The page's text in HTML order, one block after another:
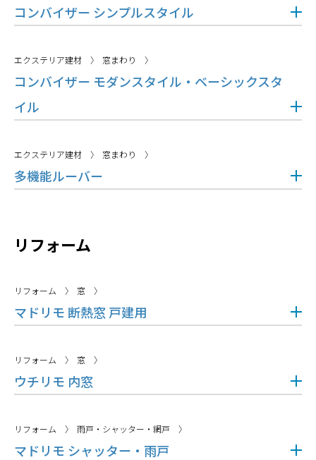
コンバイザー シンプルスタイル
コンバイザー モダンスタイル・ベーシックスタ
イル
エクステリア建材 窓まわり
多機能ルーバー
エクステリア建材 窓まわり
リフォーム
マドリモ 断熱窓 戸建用
リフォーム 窓
ウチリモ 内窓
リフォーム 窓
マドリモ シャッター・雨戸
リフォーム 雨戸・シャッター・網戸